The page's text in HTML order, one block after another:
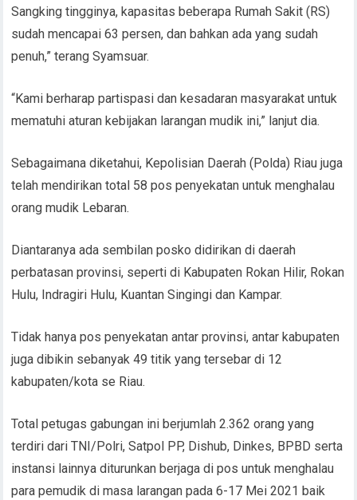
Sangking tingginya, kapasitas beberapa Rumah Sakit (RS)
sudah mencapai 63 persen, dan bahkan ada yang sudah
penuh,” terang Syamsuar.
“Kami berharap partispasi dan kesadaran masyarakat untuk
mematuhi aturan kebijakan larangan mudik ini,” lanjut dia.
Sebagaimana diketahui, Kepolisian Daerah (Polda) Riau juga
telah mendirikan total 58 pos penyekatan untuk menghalau
orang mudik Lebaran.
Diantaranya ada sembilan posko didirikan di daerah
perbatasan provinsi, seperti di Kabupaten Rokan Hilir, Rokan
Hulu, Indragiri Hulu, Kuantan Singingi dan Kampar.
Tidak hanya pos penyekatan antar provinsi, antar kabupaten
juga dibikin sebanyak 49 titik yang tersebar di 12
kabupaten/kota se Riau.
Total petugas gabungan ini berjumlah 2.362 orang yang
terdiri dari TNI/Polri, Satpol PP, Dishub, Dinkes, BPBD serta
instansi lainnya diturunkan berjaga di pos untuk menghalau
para pemudik di masa larangan pada 6-17 Mei 2021 baik